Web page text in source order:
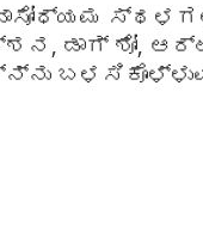
ಡಾಗ್ ಶೋ,